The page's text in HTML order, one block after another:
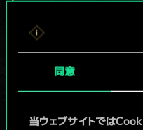
同意
当ウェブサイトでは
現在は
か共有
りま
続々